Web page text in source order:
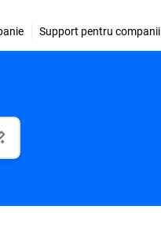
Support pentru companii